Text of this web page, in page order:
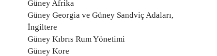
Güney Afrika
Güney Georgia ve Güney Sandviç Adaları,
İngiltere
Güney Kıbrıs Rum Yönetimi
Güney Kore